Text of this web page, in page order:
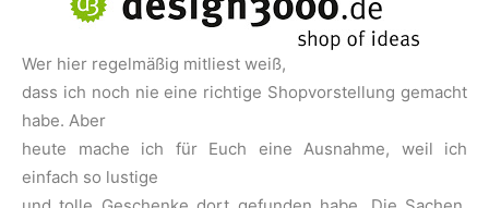
Wer hier regelmäßig mitliest weiß,
dass ich noch nie eine richtige Shopvorstellung gemacht
habe. Aber
heute mache ich für Euch eine Ausnahme, weil ich
einfach so lustige